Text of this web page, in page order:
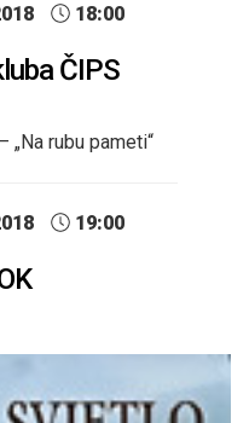
18:00
ČIPS
„Na rubu pameti“
19:00